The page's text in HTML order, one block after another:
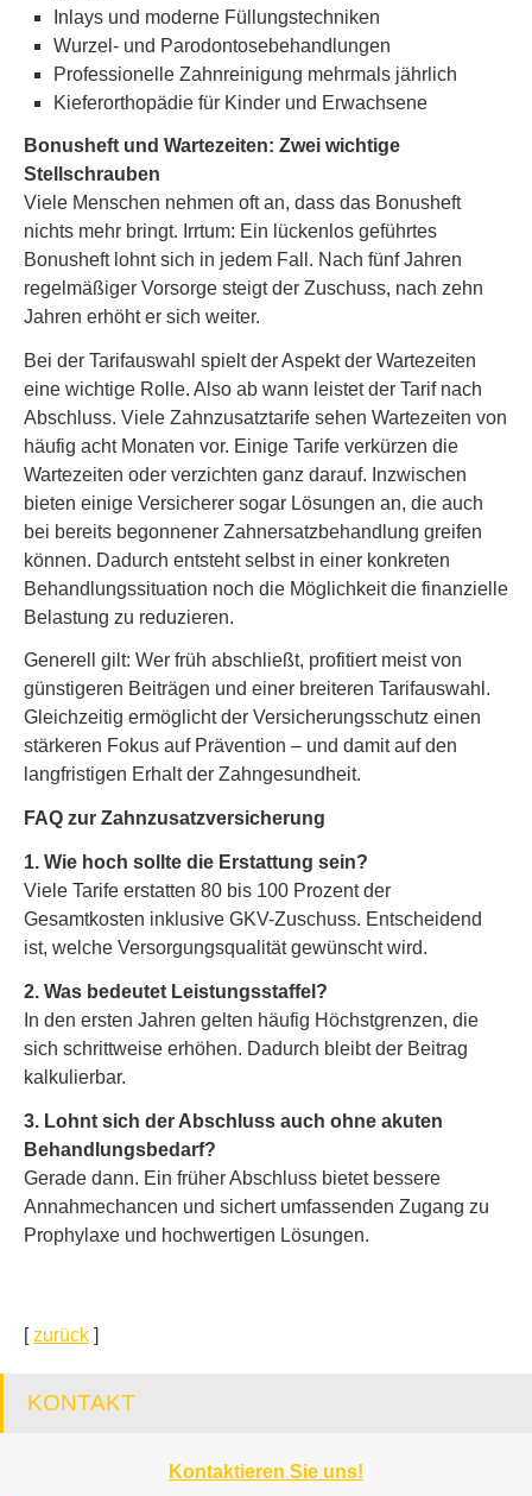
Inlays und moderne Füllungstechniken
Wurzel- und Parodontosebehandlungen
Professionelle Zahnreinigung mehrmals jährlich
Kieferorthopädie für Kinder und Erwachsene
Bonusheft und Wartezeiten: Zwei wichtige
Stellschrauben
Viele Menschen nehmen oft an, dass das Bonusheft
nichts mehr bringt. Irrtum: Ein lückenlos geführtes
Bonusheft lohnt sich in jedem Fall. Nach fünf Jahren
regelmäßiger Vorsorge steigt der Zuschuss, nach zehn
Jahren erhöht er sich weiter.
Bei der Tarifauswahl spielt der Aspekt der Wartezeiten
eine wichtige Rolle. Also ab wann leistet der Tarif nach
Abschluss. Viele Zahnzusatztarife sehen Wartezeiten von
häufig acht Monaten vor. Einige Tarife verkürzen die
Wartezeiten oder verzichten ganz darauf. Inzwischen
bieten einige Versicherer sogar Lösungen an, die auch
bei bereits begonnener Zahnersatzbehandlung greifen
können. Dadurch entsteht selbst in einer konkreten
Behandlungssituation noch die Möglichkeit die finanzielle
Belastung zu reduzieren.
Generell gilt: Wer früh abschließt, profitiert meist von
günstigeren Beiträgen und einer breiteren Tarifauswahl.
Gleichzeitig ermöglicht der Versicherungsschutz einen
stärkeren Fokus auf Prävention – und damit auf den
langfristigen Erhalt der Zahngesundheit.
FAQ zur Zahn­zu­satz­ver­si­che­rung
1. Wie hoch sollte die Erstattung sein?
Viele Tarife erstatten 80 bis 100 Prozent der
Gesamtkosten inklusive GKV-Zuschuss. Entscheidend
ist, welche Versorgungsqualität gewünscht wird.
2. Was bedeutet Leistungsstaffel?
In den ersten Jahren gelten häufig Höchstgrenzen, die
sich schrittweise erhöhen. Dadurch bleibt der Beitrag
kalkulierbar.
3. Lohnt sich der Abschluss auch ohne akuten
Behandlungsbedarf?
Gerade dann. Ein früher Abschluss bietet bessere
Annahmechancen und sichert umfassenden Zugang zu
Prophylaxe und hochwertigen Lösungen.
[zurück ]
KONTAKT
Kontaktieren Sie uns!